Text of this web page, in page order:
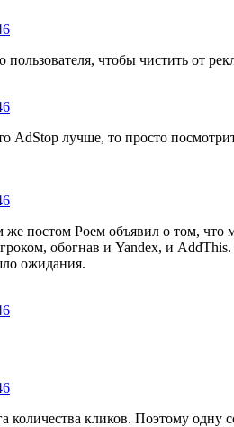
чтобы чистить от
AdStop лучше, то просто
постом Роем объявил о том,
обогнав и Yandex, и
ожидания.
количества кликов. Поэтому одну